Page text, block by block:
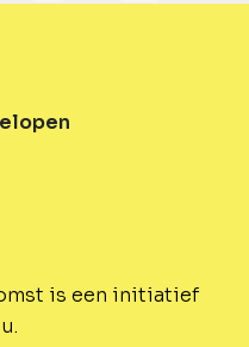
is een initiatief